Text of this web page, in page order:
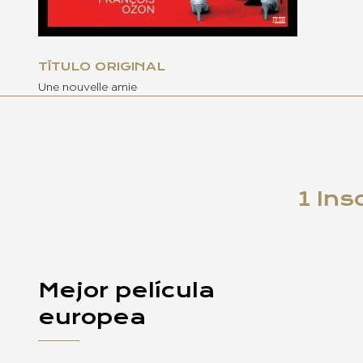
TÍTULO ORIGINAL
Une nouvelle amie
1
Mejor película
europea